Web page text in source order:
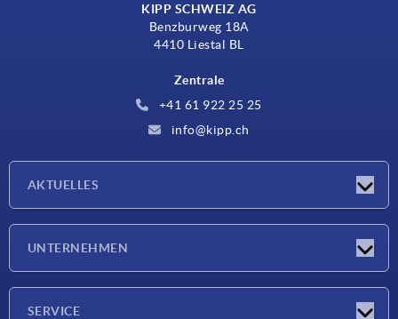
KIPP SCHWEIZ AG
Benzburweg 18A
4410 Liestal BL
Zentrale
+41 61 922 25 25
info@kipp.ch
AKTUELLES
UNTERNEHMEN
SERVICE